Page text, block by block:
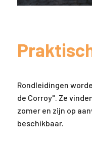
Rondleidingen
de Corroy". Ze
zomer en zijn op
beschikbaar.